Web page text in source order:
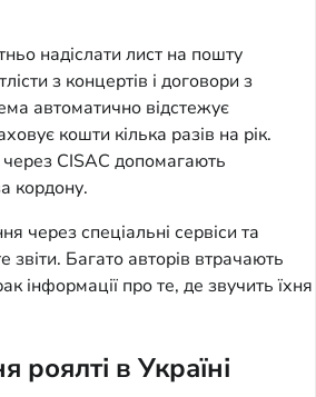
надіслати лист на пошту
з концертів і договори з
автоматично відстежує
кошти кілька разів на рік.
CISAC допомагають
кордону.
через спеціальні сервіси та
звіти. Багато авторів втрачають
інформації про те, де звучить їхня
роялті в Україні